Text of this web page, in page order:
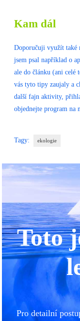
Kam dál
Doporučuji využít také
jsem psal například o
ale do článku (ani celé
vás tyto tipy zaujaly a
další fajn aktivity,
objednejte program na
Tagy: ekologie
Toto
Pro detailní